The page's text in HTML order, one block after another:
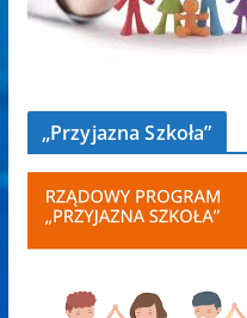
„Przyjazna Szkoła”